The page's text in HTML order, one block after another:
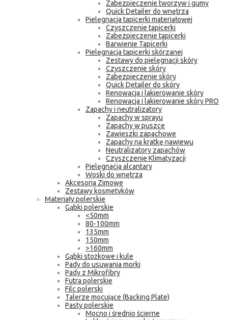
Zabezpieczenie tworzyw i gumy
Quick Detailer do wnętrza
Pielęgnacja tapicerki materiałowej
Czyszczenie tapicerki
Zabezpieczenie tapicerki
Barwienie Tapicerki
Pielęgnacja tapicerki skórzanej
Zestawy do pielęgnacji skóry
Czyszczenie skóry
Zabezpieczenie skóry
Quick Detailer do skóry
Renowacja i lakierowanie skóry
Renowacja i lakierowanie skóry PRO
Zapachy i neutralizatory
Zapachy w sprayu
Zapachy w puszce
Zawieszki zapachowe
Zapachy na kratkę nawiewu
Neutralizatory zapachów
Czyszczenie Klimatyzacji
Pielęgnacja alcantary
Woski do wnętrza
Akcesoria Zimowe
Zestawy kosmetyków
Materiały polerskie
Gąbki polerskie
<50mm
80-100mm
135mm
150mm
>160mm
Gąbki stożkowe i kule
Pady do usuwania morki
Pady z Mikrofibry
Futra polerskie
Filc polerski
Talerze mocujące (Backing Plate)
Pasty polerskie
Mocno i średnio ścierne